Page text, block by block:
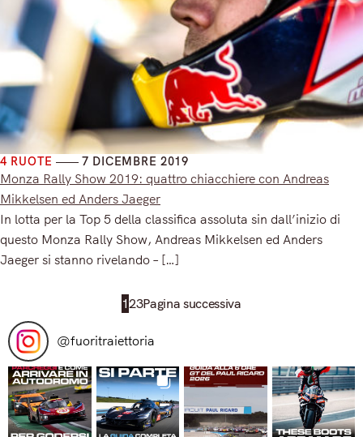
4 RUOTE 7 DICEMBRE 2019
Monza Rally Show 2019: quattro chiacchiere con Andreas
Mikkelsen ed Anders Jaeger
In lotta per la Top 5 della classifica assoluta sin dall’inizio di
questo Monza Rally Show, Andreas Mikkelsen ed Anders
Jaeger si stanno rivelando – […]
1 23Pagina successiva
@fuoritraiettoria